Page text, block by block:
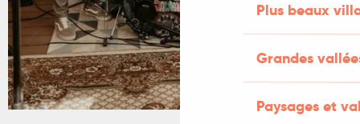
Plus beaux
Grandes
Paysages et